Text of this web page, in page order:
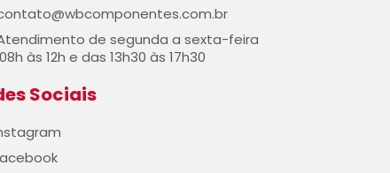
de segunda a sexta-feira
às 12h e das 13h30 às 17h30
Sociais